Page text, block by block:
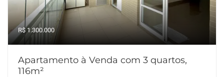
R$ 1.300.000
Apartamento à Venda com 3 quartos,
116m²